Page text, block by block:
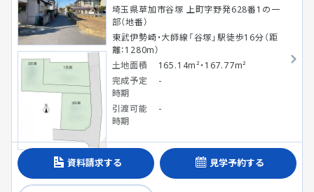
埼玉県草加市谷塚 上町字野発628番1の一
部（地番）
東武伊勢崎・大師線「谷塚」駅徒歩16分（距
離：1280m）
土地面積
165.14m²・167.77m²
完成予定
時期
-
引渡可能
時期
-
資料請求する 見学予約する